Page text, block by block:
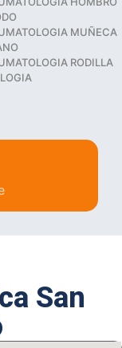
MUÑECA
RODILLA
San